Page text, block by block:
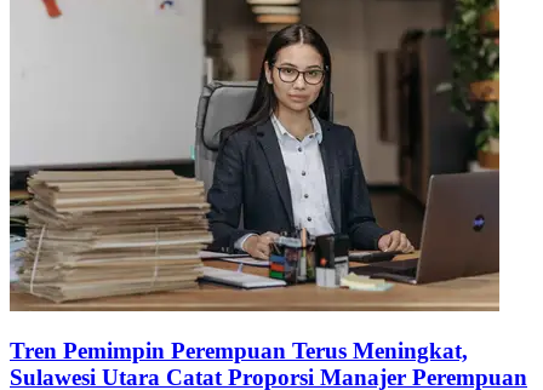
Tren Pemimpin Perempuan Terus Meningkat,
Sulawesi Utara Catat Proporsi Manajer Perempuan